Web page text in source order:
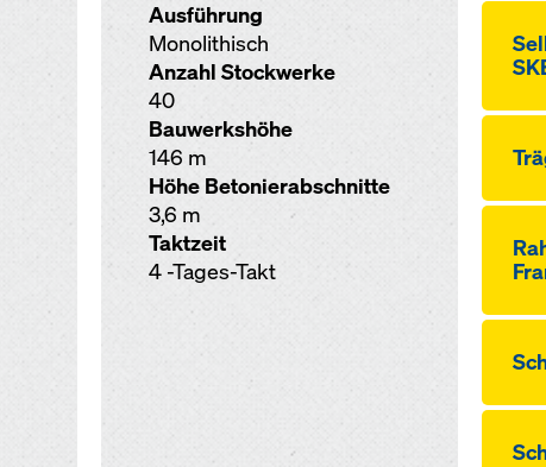
Ausführung
Monolithisch
Anzahl Stockwerke
40
Bauwerkshöhe
146 m
Höhe Betonierabschnitte
3,6 m
Taktzeit
4 -Tages-Takt